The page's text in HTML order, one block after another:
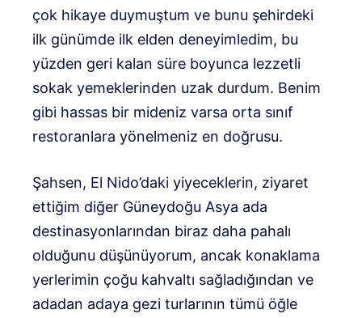
çok hikaye duymuştum ve bunu şehirdeki
ilk günümde ilk elden deneyimledim, bu
yüzden geri kalan süre boyunca lezzetli
sokak yemeklerinden uzak durdum. Benim
gibi hassas bir mideniz varsa orta sınıf
restoranlara yönelmeniz en doğrusu.
Şahsen, El Nido’daki yiyeceklerin, ziyaret
ettiğim diğer Güneydoğu Asya ada
destinasyonlarından biraz daha pahalı
olduğunu düşünüyorum, ancak konaklama
yerlerimin çoğu kahvaltı sağladığından ve
adadan adaya gezi turlarının tümü öğle